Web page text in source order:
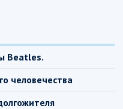
Beatles.
человечества